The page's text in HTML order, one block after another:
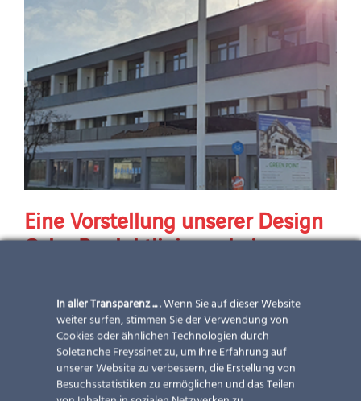
Eine Vorstellung unserer Design
Color Produktlinie und eines
Eine Vorstellung unserer Design Color Produktlinie und
eines Projektes in Wiener Neustadt.
24 Juni 2020 | Aktuelles,Lösungen,Newsletter ,Projekt
In aller Transparenz .... Wenn Sie auf dieser Website
weiter surfen, stimmen Sie der Verwendung von
Cookies oder ähnlichen Technologien durch
Soletanche Freyssinet zu, um Ihre Erfahrung auf
unserer Website zu verbessern, die Erstellung von
Besuchsstatistiken zu ermöglichen und das Teilen